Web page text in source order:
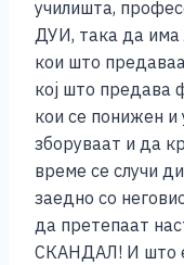
училишта,
ДУИ, така да има
кои што
кој што предава
кои се понижен
зборуваат и да
време се случи
заедно со
да претепаат
СКАНДАЛ! И што е